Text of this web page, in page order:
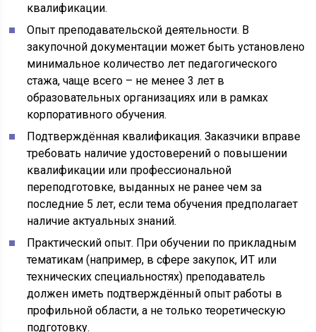
квалификации.
Опыт преподавательской деятельности. В
закупочной документации может быть установлено
минимальное количество лет педагогического
стажа, чаще всего – не менее 3 лет в
образовательных организациях или в рамках
корпоративного обучения.
Подтверждённая квалификация. Заказчики вправе
требовать наличие удостоверений о повышении
квалификации или профессиональной
переподготовке, выданных не ранее чем за
последние 5 лет, если тема обучения предполагает
наличие актуальных знаний.
Практический опыт. При обучении по прикладным
тематикам (например, в сфере закупок, ИТ или
технических специальностях) преподаватель
должен иметь подтверждённый опыт работы в
профильной области, а не только теоретическую
подготовку.